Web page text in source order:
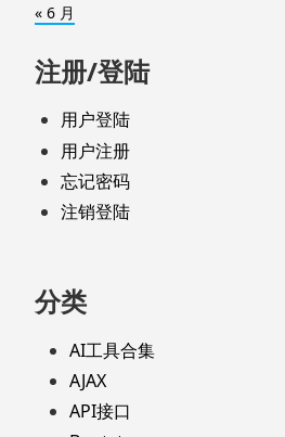
« 6 月
注册/登陆
用户登陆
用户注册
忘记密码
注销登陆
分类
AI工具合集
AJAX
API接口